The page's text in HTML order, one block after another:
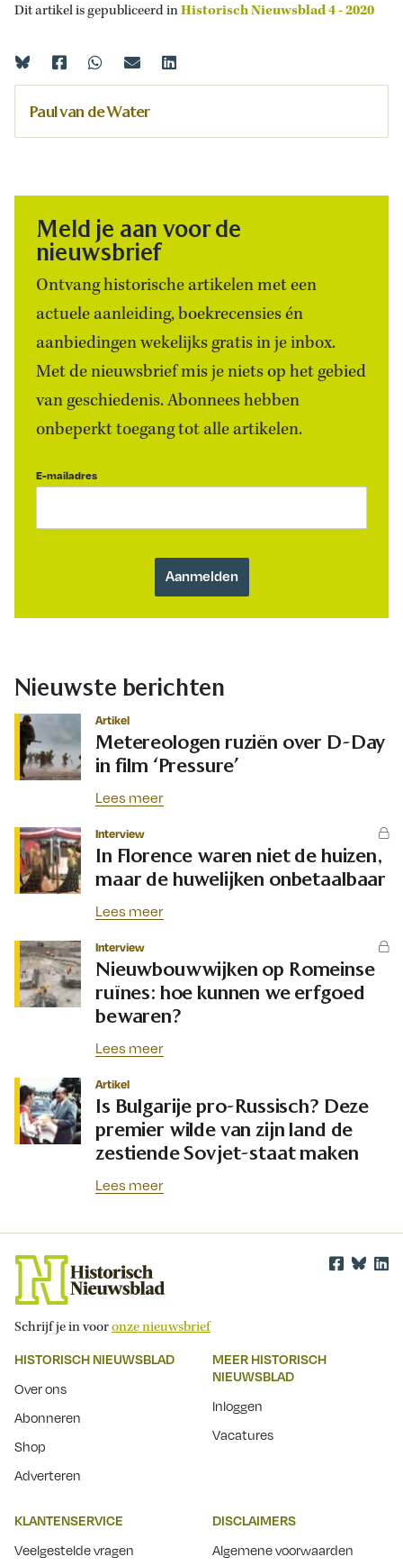
Dit artikel is gepubliceerd inHistorisch Nieuwsblad 4 - 2020
Paul van de Water
Meld je aan voor de
nieuwsbrief
Ontvang historische artikelen met een
actuele aanleiding, boekrecensies én
aanbiedingen wekelijks gratis in je inbox.
Met de nieuwsbrief mis je niets op het gebied
van geschiedenis. Abonnees hebben
onbeperkt toegang tot alle artikelen.
E-mailadres
Nieuwste berichten
Artikel
Metereologen ruziën over D-Day
in film ‘Pressure’
Lees meer
Interview
In Florence waren niet de huizen,
maar de huwelijken onbetaalbaar
Lees meer
Interview
Nieuwbouwwijken op Romeinse
ruïnes: hoe kunnen we erfgoed
bewaren?
Lees meer
Artikel
Is Bulgarije pro-Russisch? Deze
premier wilde van zijn land de
zestiende Sovjet-staat maken
Lees meer
Schrijf je in vooronze nieuwsbrief
HISTORISCH NIEUWSBLAD
Over ons
Abonneren
Shop
Adverteren
MEER HISTORISCH
NIEUWSBLAD
Inloggen
Vacatures
KLANTENSERVICE
Veelgestelde vragen
DISCLAIMERS
Algemene voorwaarden